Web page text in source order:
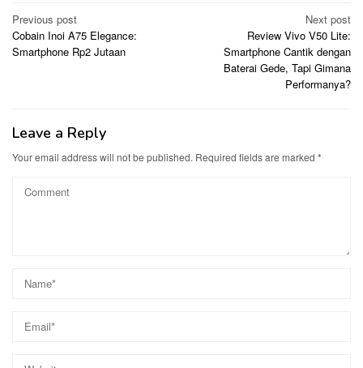
Post
navigation
Previous post
Cobain Inoi A75 Elegance:
Smartphone Rp2 Jutaan
Next post
Review Vivo V50 Lite:
Smartphone Cantik dengan
Baterai Gede, Tapi Gimana
Performanya?
Leave a Reply
Your email address will not be published. Required fields are marked *